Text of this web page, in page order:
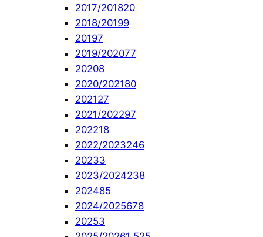
2017/201820
2018/20199
20197
2019/202077
20208
2020/202180
202127
2021/202297
202218
2022/2023246
20233
2023/2024238
202485
2024/2025678
20253